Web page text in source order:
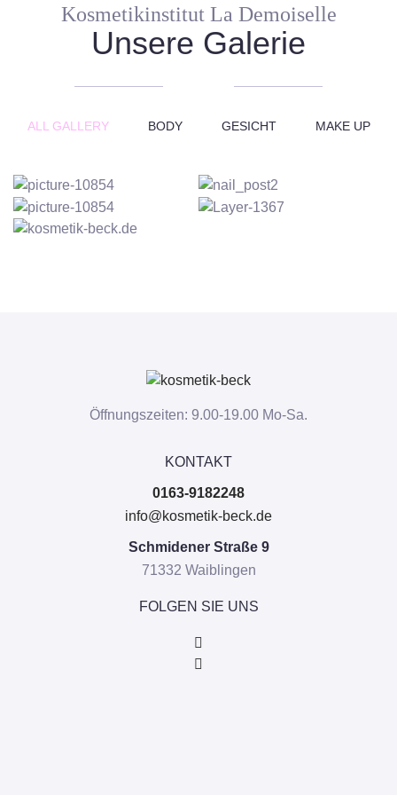
Kosmetikinstitut La Demoiselle
Unsere Galerie
ALL GALLERY BODY GESICHT MAKE UP
Öffnungszeiten: 9.00-19.00 Mo-Sa.
KONTAKT
0163-9182248
info@kosmetik-beck.de
Schmidener Straße 9
71332 Waiblingen
FOLGEN SIE UNS